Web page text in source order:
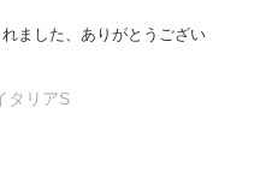
ました、ありがとうござい
タリアS